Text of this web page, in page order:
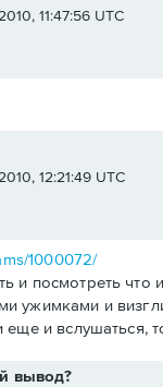
11:47:56 UTC
12:21:49 UTC
1000072/
и посмотреть что
ужимками и
и вслушаться,
вывод?